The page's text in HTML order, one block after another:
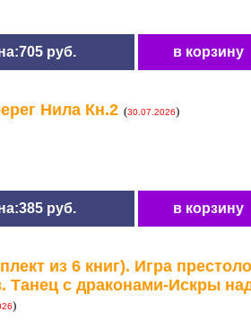
руб. в корзину
Нила Кн.2(30.07.2026)
руб. в корзину
из 6 книг). Игра
Танец с драконами-Искры
)